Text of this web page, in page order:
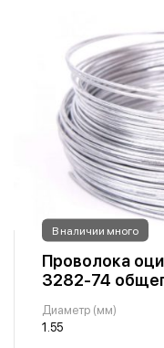
В наличии много
Проволока
3282-74
Диаметр (мм)
1.55